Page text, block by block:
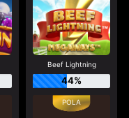
Beef Lightning
44%